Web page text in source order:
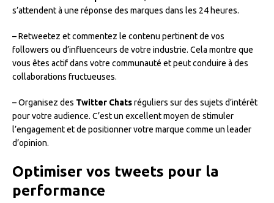
s’attendent à une réponse des marques dans les 24 heures.
– Retweetez et commentez le contenu pertinent de vos
followers ou d’influenceurs de votre industrie. Cela montre que
vous êtes actif dans votre communauté et peut conduire à des
collaborations fructueuses.
– Organisez des Twitter Chatsréguliers sur des sujets d’intérêt
pour votre audience. C’est un excellent moyen de stimuler
l’engagement et de positionner votre marque comme un leader
d’opinion.
Optimiser vos tweets pour la
performance